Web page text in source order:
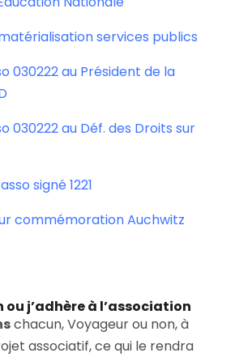
services publics
030222 au Président de la
030222 au Déf. des Droits sur
signé 1221
commémoration Auchwitz
ou j’adhère à l’association
chacun, Voyageur ou non, à
associatif, ce qui le rendra